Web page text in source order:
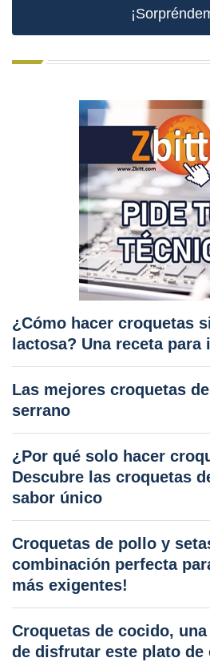
¿Cómo hacer croquetas
lactosa? Una receta
Las mejores croquetas
serrano
¿Por qué solo hacer
Descubre las croquetas
sabor único
Croquetas de pollo y
combinación perfecta
más exigentes!
Croquetas de cocido,
de disfrutar este plato de